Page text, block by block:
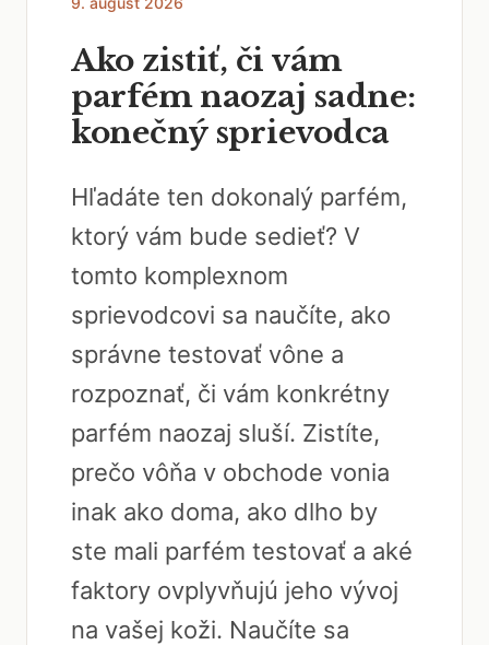
Ako zistiť, či vám
parfém naozaj sadne:
konečný sprievodca
Hľadáte ten dokonalý parfém,
ktorý vám bude sedieť? V
tomto komplexnom
sprievodcovi sa naučíte, ako
správne testovať vône a
rozpoznať, či vám konkrétny
parfém naozaj sluší. Zistíte,
prečo vôňa v obchode vonia
inak ako doma, ako dlho by
ste mali parfém testovať a aké
faktory ovplyvňujú jeho vývoj
na vašej koži. Naučíte sa